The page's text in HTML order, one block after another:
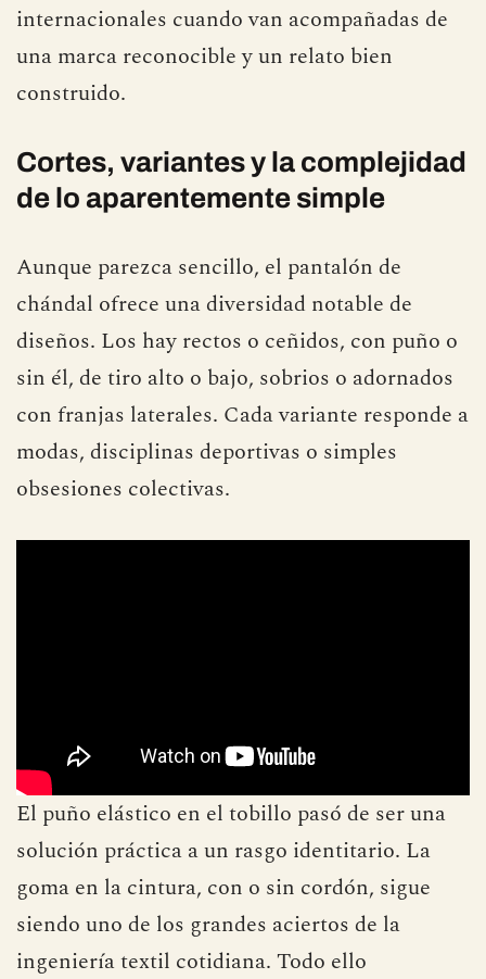
internacionales cuando van acompañadas de
una marca reconocible y un relato bien
construido.
Cortes, variantes y la complejidad
de lo aparentemente simple
Aunque parezca sencillo, el pantalón de
chándal ofrece una diversidad notable de
diseños. Los hay rectos o ceñidos, con puño o
sin él, de tiro alto o bajo, sobrios o adornados
con franjas laterales. Cada variante responde a
modas, disciplinas deportivas o simples
obsesiones colectivas.
El puño elástico en el tobillo pasó de ser una
solución práctica a un rasgo identitario. La
goma en la cintura, con o sin cordón, sigue
siendo uno de los grandes aciertos de la
ingeniería textil cotidiana. Todo ello